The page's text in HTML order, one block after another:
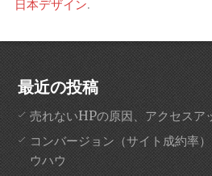
日本デザイン.
最近の投稿
売れないHPの原因、アクセスア
コンバージョン（サイト成約率
ウハウ